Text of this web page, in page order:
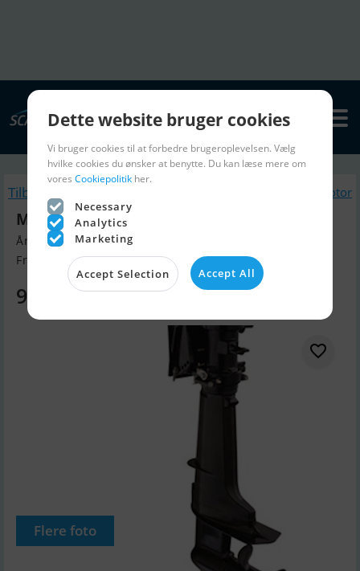
Tilbage Lignende Bådmotor
Mercury F6 MH 4-Takt
Årgang 2025, Bådmotor til salg
Frederikshavn, Danmark
9.150 DKK
Flere foto
Dette website bruger cookies
Vi bruger cookies til at forbedre brugeroplevelsen. Vælg
hvilke cookies du ønsker at benytte. Du kan læse mere om
vores Cookiepolitik her.
Necessary
Analytics
Marketing
Accept Selection Accept All